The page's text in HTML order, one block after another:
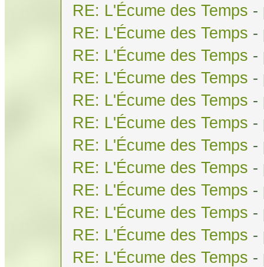
RE: L'Écume des Temps -
RE: L'Écume des Temps -
RE: L'Écume des Temps -
RE: L'Écume des Temps -
RE: L'Écume des Temps -
RE: L'Écume des Temps -
RE: L'Écume des Temps -
RE: L'Écume des Temps -
RE: L'Écume des Temps -
RE: L'Écume des Temps -
RE: L'Écume des Temps -
RE: L'Écume des Temps -